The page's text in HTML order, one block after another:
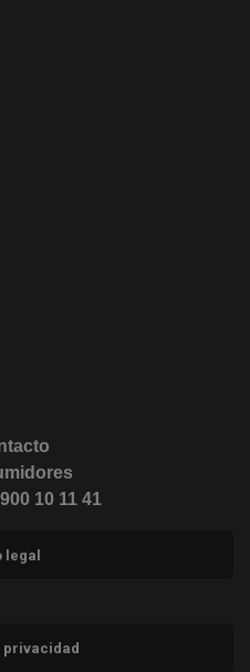
(abre en ventana nueva)
(abre en ventana nueva)
(abre en ventana nueva)
(abre en ventana nueva)
(abre en ventana nueva)
(abre en ventana nueva)
900 10 11 41
legal
privacidad